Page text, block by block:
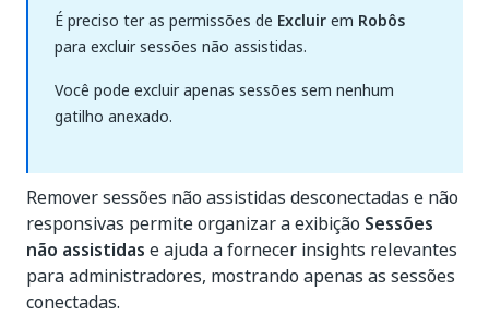
É preciso ter as permissões de Excluirem Robôs
para excluir sessões não assistidas.
Você pode excluir apenas sessões sem nenhum
gatilho anexado.
Remover sessões não assistidas desconectadas e não
responsivas permite organizar a exibição Sessões
não assistidas e ajuda a fornecer insights relevantes
para administradores, mostrando apenas as sessões
conectadas.